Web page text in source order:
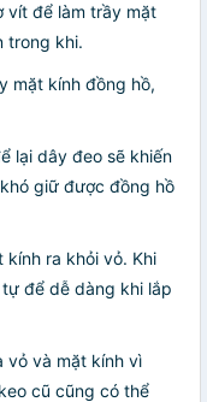
vít để làm trầy mặt
trong khi.
mặt kính đồng hồ,
lại dây đeo sẽ khiến
giữ được đồng hồ
ra khỏi vỏ. Khi
để dễ dàng khi lắp
vỏ và mặt kính vì
cũ cũng có thể